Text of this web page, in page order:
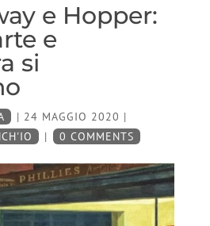
e Hopper:
e
si
| 24 MAGGIO 2020 |
| 0 COMMENTS